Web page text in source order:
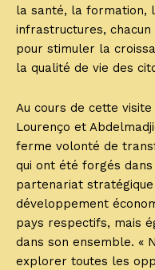
la santé, la formation,
infrastructures,
pour stimuler la
la qualité de vie des
Au cours de cette
Lourenço et
ferme volonté de
qui ont été forgés
partenariat
développement
pays respectifs, mais
dans son ensemble. «
explorer toutes les